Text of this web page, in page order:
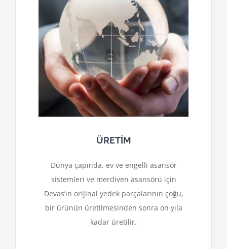
ÜRETİM
Dünya çapında, ev ve engelli asansör
sistemleri ve merdiven asansörü için
Devas’ın orijinal yedek parçalarının çoğu,
bir ürünün üretilmesinden sonra on yıla
kadar üretilir.